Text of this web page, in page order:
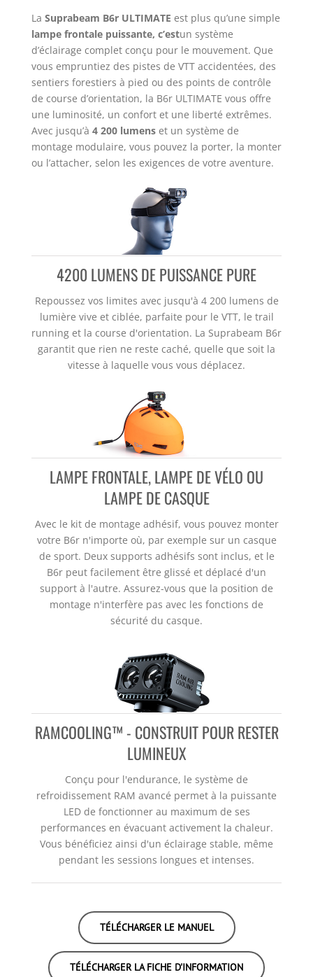
La Suprabeam B6r ULTIMATE est plus qu’une simple
lampe frontale puissante, c’estun système
d’éclairage complet conçu pour le mouvement. Que
vous empruntiez des pistes de VTT accidentées, des
sentiers forestiers à pied ou des points de contrôle
de course d’orientation, la B6r ULTIMATE vous offre
une luminosité, un confort et une liberté extrêmes.
Avec jusqu’à 4 200 lumens et un système de
montage modulaire, vous pouvez la porter, la monter
ou l’attacher, selon les exigences de votre aventure.
4200 LUMENS DE PUISSANCE PURE
Repoussez vos limites avec jusqu'à 4 200 lumens de
lumière vive et ciblée, parfaite pour le VTT, le trail
running et la course d'orientation. La Suprabeam B6r
garantit que rien ne reste caché, quelle que soit la
vitesse à laquelle vous vous déplacez.
LAMPE FRONTALE, LAMPE DE VÉLO OU
LAMPE DE CASQUE
Avec le kit de montage adhésif, vous pouvez monter
votre B6r n'importe où, par exemple sur un casque
de sport. Deux supports adhésifs sont inclus, et le
B6r peut facilement être glissé et déplacé d'un
support à l'autre. Assurez-vous que la position de
montage n'interfère pas avec les fonctions de
sécurité du casque.
RAMCOOLING™ - CONSTRUIT POUR RESTER
LUMINEUX
Conçu pour l'endurance, le système de
refroidissement RAM avancé permet à la puissante
LED de fonctionner au maximum de ses
performances en évacuant activement la chaleur.
Vous bénéficiez ainsi d'un éclairage stable, même
pendant les sessions longues et intenses.
TÉLÉCHARGER LE MANUEL
TÉLÉCHARGER LA FICHE D'INFORMATION